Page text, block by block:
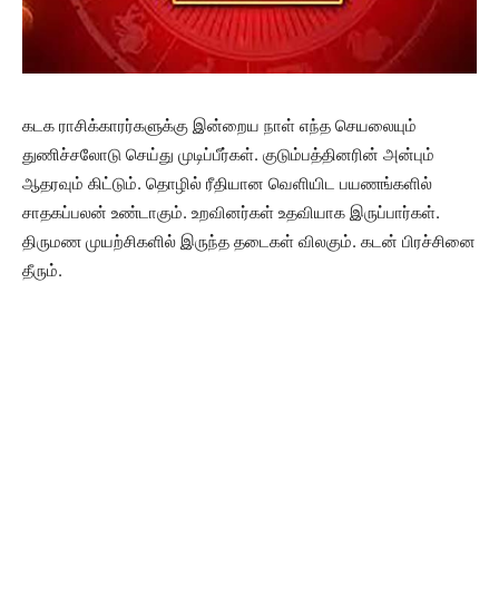
கடக ராசிக்காரர்களுக்கு இன்றைய நாள் எந்த செயலையும்
துணிச்சலோடு செய்து முடிப்பீர்கள். குடும்பத்தினரின் அன்பும்
ஆதரவும் கிட்டும். தொழில் ரீதியான வெளியிட பயணங்களில்
சாதகப்பலன் உண்டாகும். உறவினர்கள் உதவியாக இருப்பார்கள்.
திருமண முயற்சிகளில் இருந்த தடைகள் விலகும். கடன் பிரச்சினை
தீரும்.